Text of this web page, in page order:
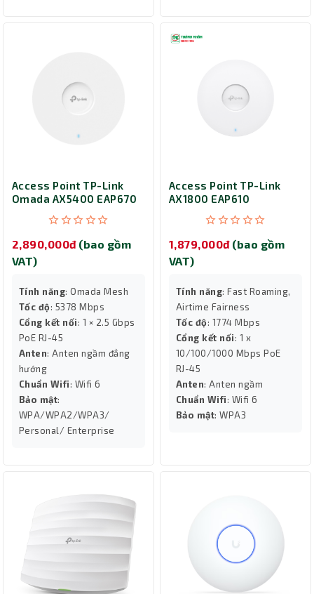
Access Point TP-Link
Omada AX5400 EAP670
2,890,000đ (bao gồm
VAT)
Tính năng: Omada Mesh
Tốc độ: 5378 Mbps
Cổng kết nối: 1 × 2.5 Gbps
PoE RJ-45
Anten: Anten ngầm đẳng
hướng
Chuẩn Wifi: Wifi 6
Bảo mật:
WPA/WPA2/WPA3/
Personal/ Enterprise
Access Point TP-Link
AX1800 EAP610
1,879,000đ (bao gồm
VAT)
Tính năng: Fast Roaming,
Airtime Fairness
Tốc độ: 1774 Mbps
Cổng kết nối: 1 x
10/100/1000 Mbps PoE
RJ-45
Anten: Anten ngầm
Chuẩn Wifi: Wifi 6
Bảo mật: WPA3